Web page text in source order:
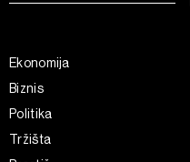
Ekonomija
Biznis
Politika
Tržišta